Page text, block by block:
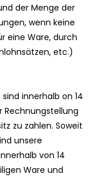
der Menge der
wenn keine
eine Ware, durch
etc.)
innerhalb on 14
zu zahlen. Soweit
unsere
von 14
Ware und